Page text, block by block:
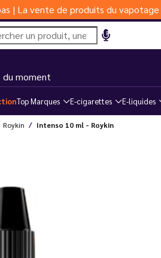
| La vente de produits du
du moment
Top Marques E-cigarettes E-liquides
Roykin Intenso 10 ml - Roykin